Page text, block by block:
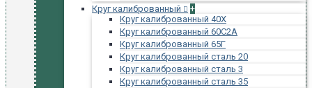
Круг калиброванный
+
Круг калиброванный 40Х
Круг калиброванный 60С2А
Круг калиброванный 65Г
Круг калиброванный сталь 20
Круг калиброванный сталь 3
Круг калиброванный сталь 35